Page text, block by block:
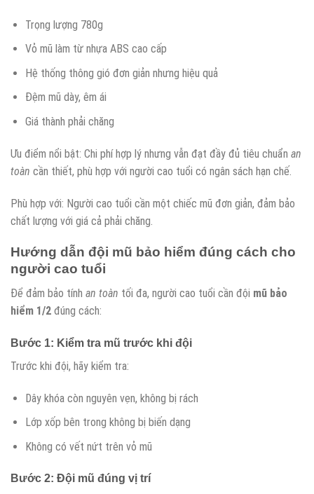
Trọng lượng 780g
Vỏ mũ làm từ nhựa ABS cao cấp
Hệ thống thông gió đơn giản nhưng hiệu quả
Đệm mũ dày, êm ái
Giá thành phải chăng
Ưu điểm nổi bật: Chi phí hợp lý nhưng vẫn đạt đầy đủ tiêu chuẩn an
toàn cần thiết, phù hợp với người cao tuổi có ngân sách hạn chế.
Phù hợp với: Người cao tuổi cần một chiếc mũ đơn giản, đảm bảo
chất lượng với giá cả phải chăng.
Hướng dẫn đội mũ bảo hiểm đúng cách cho
người cao tuổi
Để đảm bảo tính an toàn tối đa, người cao tuổi cần đội mũ bảo
hiểm 1/2 đúng cách:
Bước 1: Kiểm tra mũ trước khi đội
Trước khi đội, hãy kiểm tra:
Dây khóa còn nguyên vẹn, không bị rách
Lớp xốp bên trong không bị biến dạng
Không có vết nứt trên vỏ mũ
Bước 2: Đội mũ đúng vị trí